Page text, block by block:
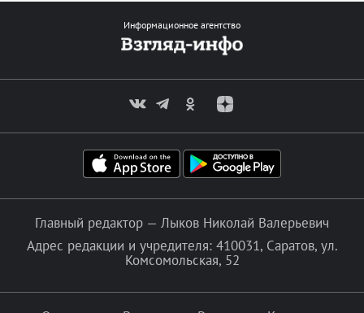
Информационное агентство
Главный редактор — Лыков Николай Валерьевич
Адрес редакции и учредителя: 410031, Саратов, ул.
Комсомольская, 52